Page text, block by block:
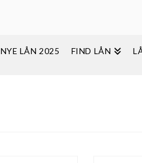
NYE LÅN 2025 FIND LÅN